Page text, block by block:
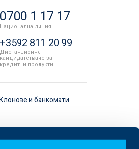
0700 1 17 17
Национална линия
+3592 811 20 99
Дистанционно
кандидатстване за
кредитни продукти
Клонове и банкомати